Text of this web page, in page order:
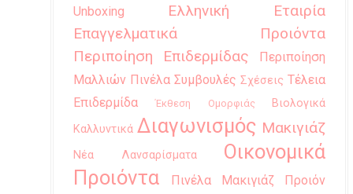
Unboxing
Ελληνική Εταιρία
Επαγγελματικά Προιόντα
Περιποίηση Επιδερμίδας
Περιποίηση
Μαλλιών Πινέλα Συμβουλές Σχέσεις Τέλεια
Επιδερμίδα
Έκθεση Ομορφιάς
Βιολογικά
Καλλυντικά Διαγωνισμός Μακιγιάζ
Νέα Λανσαρίσματα
Οικονομικά
Προιόντα
Πινέλα Μακιγιάζ
Προιόν